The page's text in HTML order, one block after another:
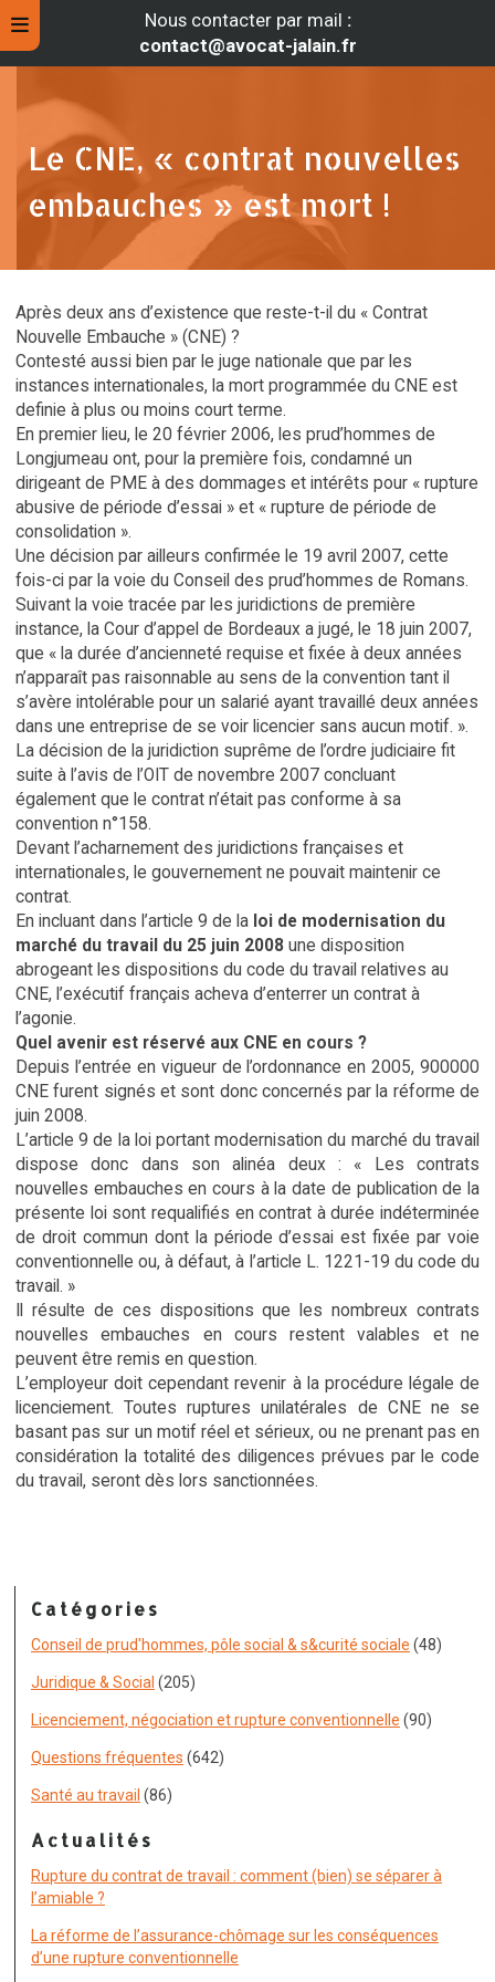
Nous contacter par mail :
contact@avocat-jalain.fr
Le CNE, « contrat nouvelles
embauches » est mort !
Après deux ans d’existence que reste-t-il du « Contrat
Nouvelle Embauche » (CNE) ?
Contesté aussi bien par le juge nationale que par les
instances internationales, la mort programmée du CNE est
definie à plus ou moins court terme.
En premier lieu, le 20 février 2006, les prud’hommes de
Longjumeau ont, pour la première fois, condamné un
dirigeant de PME à des dommages et intérêts pour « rupture
abusive de période d’essai » et « rupture de période de
consolidation ».
Une décision par ailleurs confirmée le 19 avril 2007, cette
fois-ci par la voie du Conseil des prud’hommes de Romans.
Suivant la voie tracée par les juridictions de première
instance, la Cour d’appel de Bordeaux a jugé, le 18 juin 2007,
que « la durée d’ancienneté requise et fixée à deux années
n’apparaît pas raisonnable au sens de la convention tant il
s’avère intolérable pour un salarié ayant travaillé deux années
dans une entreprise de se voir licencier sans aucun motif. ».
La décision de la juridiction suprême de l’ordre judiciaire fit
suite à l’avis de l’OIT de novembre 2007 concluant
également que le contrat n’était pas conforme à sa
convention n°158.
Devant l’acharnement des juridictions françaises et
internationales, le gouvernement ne pouvait maintenir ce
contrat.
En incluant dans l’article 9 de la loi de modernisation du
marché du travail du 25 juin 2008 une disposition
abrogeant les dispositions du code du travail relatives au
CNE, l’exécutif français acheva d’enterrer un contrat à
l’agonie.
Quel avenir est réservé aux CNE en cours ?
Depuis l’entrée en vigueur de l’ordonnance en 2005, 900000
CNE furent signés et sont donc concernés par la réforme de
juin 2008.
L’article 9 de la loi portant modernisation du marché du travail
dispose donc dans son alinéa deux : « Les contrats
nouvelles embauches en cours à la date de publication de la
présente loi sont requalifiés en contrat à durée indéterminée
de droit commun dont la période d’essai est fixée par voie
conventionnelle ou, à défaut, à l’article L. 1221-19 du code du
travail. »
Il résulte de ces dispositions que les nombreux contrats
nouvelles embauches en cours restent valables et ne
peuvent être remis en question.
L’employeur doit cependant revenir à la procédure légale de
licenciement. Toutes ruptures unilatérales de CNE ne se
basant pas sur un motif réel et sérieux, ou ne prenant pas en
considération la totalité des diligences prévues par le code
du travail, seront dès lors sanctionnées.
Catégories
Conseil de prud'hommes, pôle social & s&curité sociale (48)
Juridique & Social (205)
Licenciement, négociation et rupture conventionnelle (90)
Questions fréquentes (642)
Santé au travail (86)
Actualités
Rupture du contrat de travail : comment (bien) se séparer à
l’amiable ?
La réforme de l’assurance-chômage sur les conséquences
d’une rupture conventionnelle